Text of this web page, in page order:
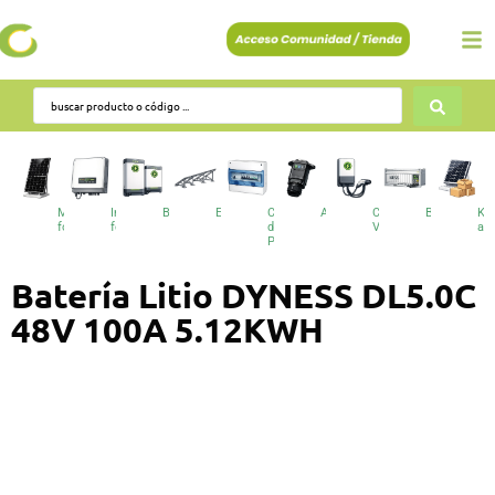
Módulos
fotovoltaicos
Inversores
fotovoltaicos
Baterías EstructurasCuadros
de
Protecciones
AccesoriosCargadores
VE
BESS
Batería Litio DYNESS DL5.0C
48V 100A 5.12KWH